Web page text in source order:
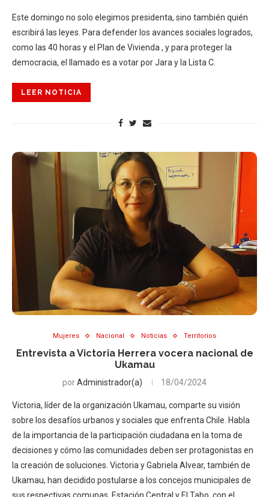
Este domingo no solo elegimos presidenta, sino también quién
escribirá las leyes. Para defender los avances sociales logrados,
como las 40 horas y el Plan de Vivienda , y para proteger la
democracia, el llamado es a votar por Jara y la Lista C.
LEER NOTICIA
Mujeres Nacional Noticias Territorios
Entrevista a Victoria Herrera vocera nacional de
Ukamau
porAdministrador(a) 18/04/2024
Victoria, líder de la organización Ukamau, comparte su visión
sobre los desafíos urbanos y sociales que enfrenta Chile. Habla
de la importancia de la participación ciudadana en la toma de
decisiones y cómo las comunidades deben ser protagonistas en
la creación de soluciones. Victoria y Gabriela Alvear, también de
Ukamau, han decidido postularse a los concejos municipales de